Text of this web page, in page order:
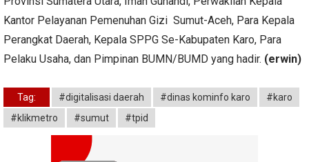
Kantor Pelayanan Pemenuhan Gizi Sumut-Aceh, Para Kepala
Perangkat Daerah, Kepala SPPG Se-Kabupaten Karo, Para
Pelaku Usaha, dan Pimpinan BUMN/BUMD yang hadir. (erwin)
Tag: #digitalisasi daerah #dinas kominfo karo
#karo
#klikmetro
#sumut #tpid